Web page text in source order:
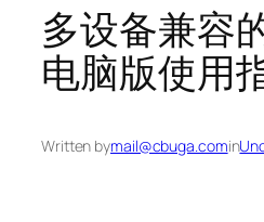
多设备兼容
电脑版使用
Written bymail@cbuga.comin